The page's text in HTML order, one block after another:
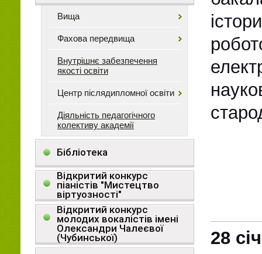
Вища
Фахова передвища
Внутрішнє забезпечення
якості освіти
Центр післядипломної освіти
Діяльність педагогічного
колективу академії
Бібліотека
Відкритий конкурс
піаністів "Мистецтво
віртуозності"
Відкритий конкурс
молодих вокалістів імені
Олександри Чалеєвої
(Чубинської)
28